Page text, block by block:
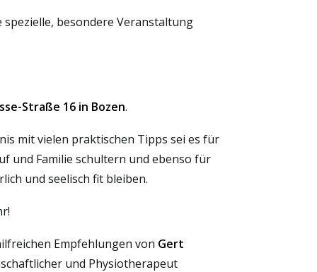
besondere Veranstaltung
Straße 16 in Bozen.
mit vielen praktischen Tipps sei es für
und Familie schultern und ebenso für
und seelisch fit bleiben.
Empfehlungen von Gert
und Physiotherapeut